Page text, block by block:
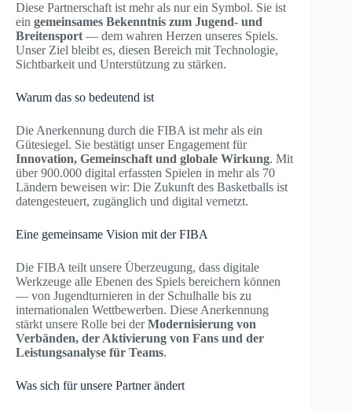
Diese Partnerschaft ist mehr als nur ein Symbol. Sie ist
ein gemeinsames Bekenntnis zum Jugend- und
Breitensport — dem wahren Herzen unseres Spiels.
Unser Ziel bleibt es, diesen Bereich mit Technologie,
Sichtbarkeit und Unterstützung zu stärken.
Warum das so bedeutend ist
Die Anerkennung durch die FIBA ist mehr als ein
Gütesiegel. Sie bestätigt unser Engagement für
Innovation, Gemeinschaft und globale Wirkung. Mit
über 900.000 digital erfassten Spielen in mehr als 70
Ländern beweisen wir: Die Zukunft des Basketballs ist
datengesteuert, zugänglich und digital vernetzt.
Eine gemeinsame Vision mit der FIBA
Die FIBA teilt unsere Überzeugung, dass digitale
Werkzeuge alle Ebenen des Spiels bereichern können
— von Jugendturnieren in der Schulhalle bis zu
internationalen Wettbewerben. Diese Anerkennung
stärkt unsere Rolle bei derModernisierung von
Verbänden, der Aktivierung von Fans und der
Leistungsanalyse für Teams.
Was sich für unsere Partner ändert